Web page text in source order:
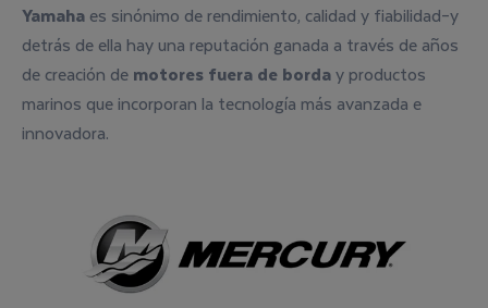
Yamaha es sinónimo de rendimiento, calidad y fiabilidad–y
detrás de ella hay una reputación ganada a través de años
de creación de motores fuera de borday productos
marinos que incorporan la tecnología más avanzada e
innovadora.